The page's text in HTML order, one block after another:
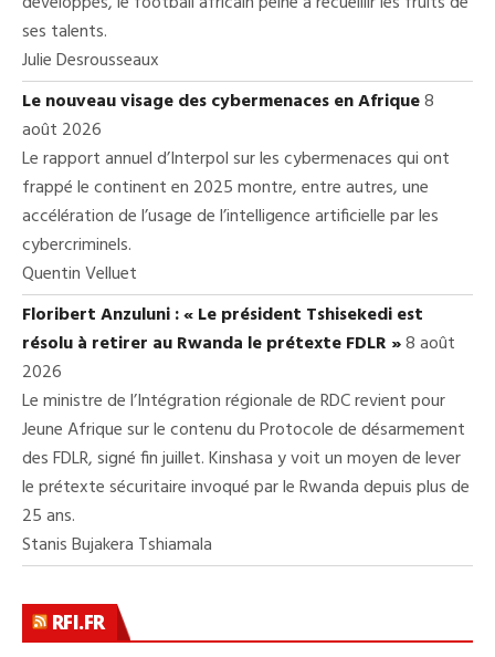
ses talents.
Julie Desrousseaux
Le nouveau visage des cybermenaces en Afrique8
août 2026
Le rapport annuel d’Interpol sur les cybermenaces qui ont
frappé le continent en 2025 montre, entre autres, une
accélération de l’usage de l’intelligence artificielle par les
cybercriminels.
Quentin Velluet
Floribert Anzuluni : « Le président Tshisekedi est
résolu à retirer au Rwanda le prétexte FDLR »8 août
2026
Le ministre de l’Intégration régionale de RDC revient pour
Jeune Afrique sur le contenu du Protocole de désarmement
des FDLR, signé fin juillet. Kinshasa y voit un moyen de lever
le prétexte sécuritaire invoqué par le Rwanda depuis plus de
25 ans.
Stanis Bujakera Tshiamala
RFI.FR